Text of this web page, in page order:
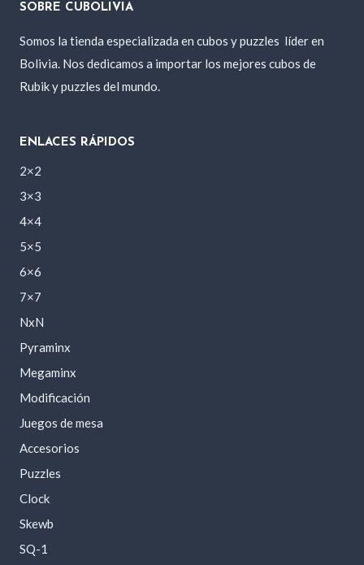
SOBRE CUBOLIVIA
Somos la tienda especializada en cubos y puzzles líder en
Bolivia. Nos dedicamos a importar los mejores cubos de
Rubik y puzzles del mundo.
ENLACES RÁPIDOS
2×2
3×3
4×4
5×5
6×6
7×7
NxN
Pyraminx
Megaminx
Modificación
Juegos de mesa
Accesorios
Puzzles
Clock
Skewb
SQ-1